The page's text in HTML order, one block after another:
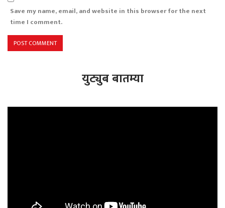
Save my name, email, and website in this browser for the next
time I comment.
युट्युब बातम्या